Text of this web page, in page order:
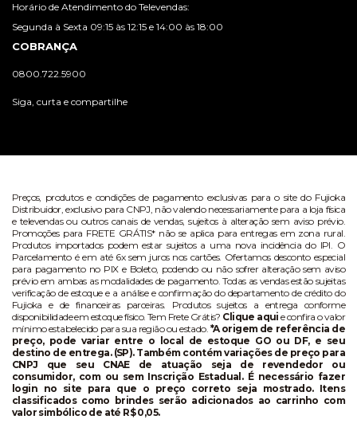
Horário de Atendimento do Televendas:
Segunda à Sexta 09:15 às 12:15 e 14:00 às 18:00
COBRANÇA
0800.722.5900
Siga, curta e compartilhe
Preços, produtos e condições de pagamento exclusivas para o site do Fujioka
Distribuidor, exclusivo para CNPJ, não valendo necessariamente para a loja física
e televendas ou outros canais de vendas, sujeitos à alteração sem aviso prévio.
Promoções para FRETE GRÁTIS* não se aplica para entregas em zona rural.
Produtos importados podem estar sujeitos a uma nova incidência do IPI. O
Parcelamento é em até 6x sem juros nos cartões. Ofertamos desconto especial
para pagamento no PIX e Boleto, podendo ou não sofrer alteração sem aviso
prévio em ambas as modalidades de pagamento. Todas as vendas estão sujeitas
verificação de estoque e a análise e confirmação do departamento de crédito do
Fujioka e de financeiras parceiras. Produtos sujeitos a entrega conforme
disponibilidade em estoque físico. Tem Frete Grátis? Clique aqui e confira o valor
mínimo estabelecido para sua região ou estado. *A origem de referência de
preço, pode variar entre o local de estoque GO ou DF, e seu
destino de entrega. (SP). Também contém variações de preço para
CNPJ que seu CNAE de atuação seja de revendedor ou
consumidor, com ou sem Inscrição Estadual. É necessário fazer
login no site para que o preço correto seja mostrado. Itens
classificados como brindes serão adicionados ao carrinho com
valor simbólico de até R$ 0,05.